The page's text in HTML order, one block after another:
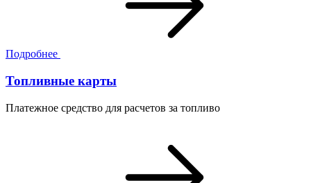
Подробнее
Топливные карты
Платежное средство для расчетов за топливо